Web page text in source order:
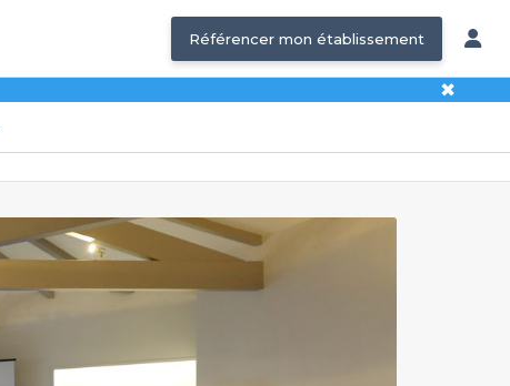
Référencer mon établissement
✖